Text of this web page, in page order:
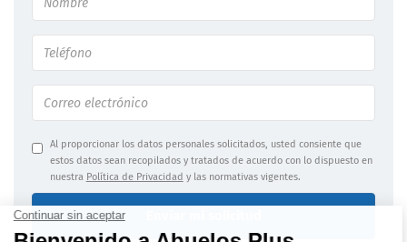
Al proporcionar los datos personales solicitados, usted consiente que
estos datos sean recopilados y tratados de acuerdo con lo dispuesto en
nuestra Política de Privacidad y las normativas vigentes.